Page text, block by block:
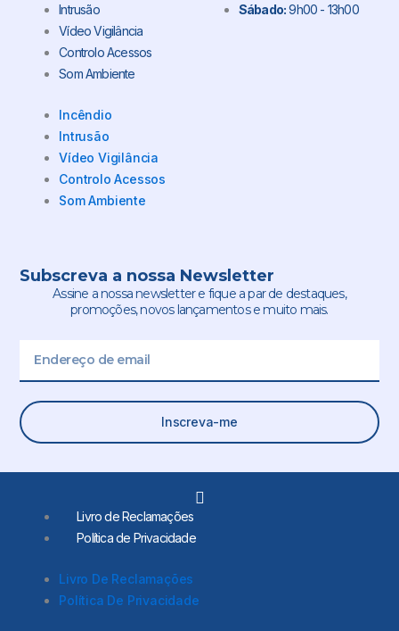
Intrusão
Vídeo Vigilância
Controlo Acessos
Som Ambiente
Incêndio
Intrusão
Vídeo Vigilância
Controlo Acessos
Som Ambiente
Sábado:9h00 - 13h00
Subscreva a nossa Newsletter
Assine a nossa newsletter e fique a par de destaques,
promoções, novos lançamentos e muito mais.
Inscreva-me
Livro de Reclamações
Política de Privacidade
Livro De Reclamações
Política De Privacidade
L
n